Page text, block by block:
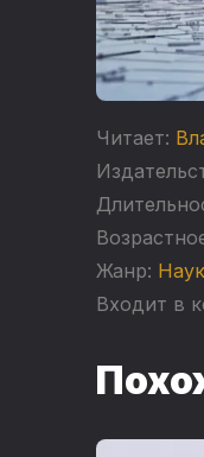
Читает:
Жанр:
Входит в